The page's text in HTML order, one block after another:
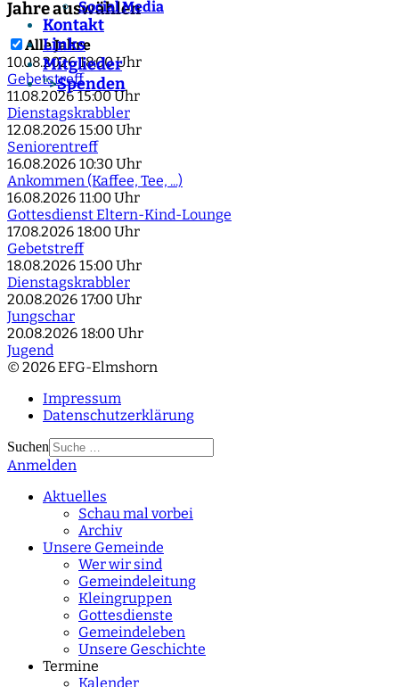
Social Media
Kontakt
Links
Mitglieder
">Spenden
Jahre auswählen
Alle Jahre
10.08.2026 18:00 Uhr
Gebetstreff
11.08.2026 15:00 Uhr
Dienstagskrabbler
12.08.2026 15:00 Uhr
Seniorentreff
16.08.2026 10:30 Uhr
Ankommen (Kaffee, Tee, ...)
16.08.2026 11:00 Uhr
Gottesdienst Eltern-Kind-Lounge
17.08.2026 18:00 Uhr
Gebetstreff
18.08.2026 15:00 Uhr
Dienstagskrabbler
20.08.2026 17:00 Uhr
Jungschar
20.08.2026 18:00 Uhr
Jugend
© 2026 EFG-Elmshorn
Impressum
Datenschutzerklärung
Suchen
Type 2 or more
Anmelden
Aktuelles
Schau mal vorbei
Archiv
Unsere Gemeinde
Wer wir sind
Gemeindeleitung
Kleingruppen
Gottesdienste
Gemeindeleben
Unsere Geschichte
Termine
Kalender